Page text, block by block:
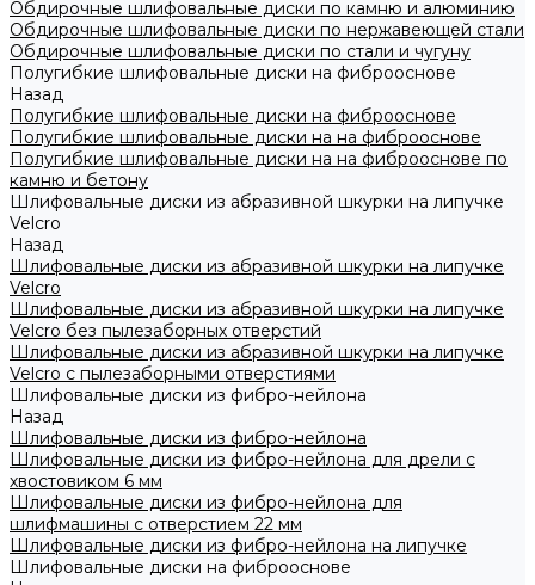
Обдирочные шлифовальные диски по камню и алюминию
Обдирочные шлифовальные диски по нержавеющей стали
Обдирочные шлифовальные диски по стали и чугуну
Полугибкие шлифовальные диски на фиброоснове
Назад
Полугибкие шлифовальные диски на фиброоснове
Полугибкие шлифовальные диски на на фиброоснове
Полугибкие шлифовальные диски на на фиброоснове по
камню и бетону
Шлифовальные диски из абразивной шкурки на липучке
Velcro
Назад
Шлифовальные диски из абразивной шкурки на липучке
Velcro
Шлифовальные диски из абразивной шкурки на липучке
Velcro без пылезаборных отверстий
Шлифовальные диски из абразивной шкурки на липучке
Velcro с пылезаборными отверстиями
Шлифовальные диски из фибро-нейлона
Назад
Шлифовальные диски из фибро-нейлона
Шлифовальные диски из фибро-нейлона для дрели с
хвостовиком 6 мм
Шлифовальные диски из фибро-нейлона для
шлифмашины с отверстием 22 мм
Шлифовальные диски из фибро-нейлона на липучке
Шлифовальные диски на фиброоснове